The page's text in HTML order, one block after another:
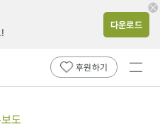
다운로드
후원하기
전체
도